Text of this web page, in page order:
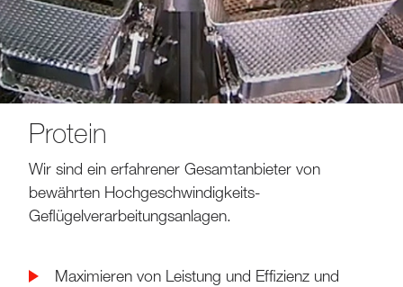
Protein
Wir sind ein erfahrener Gesamtanbieter von
bewährten Hochgeschwindigkeits-
Geflügelverarbeitungsanlagen.
Maximieren von Leistung und Effizienz und